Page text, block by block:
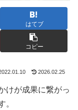
はてブ
コピー
2026.02.25
けが成果に繋がっ
。